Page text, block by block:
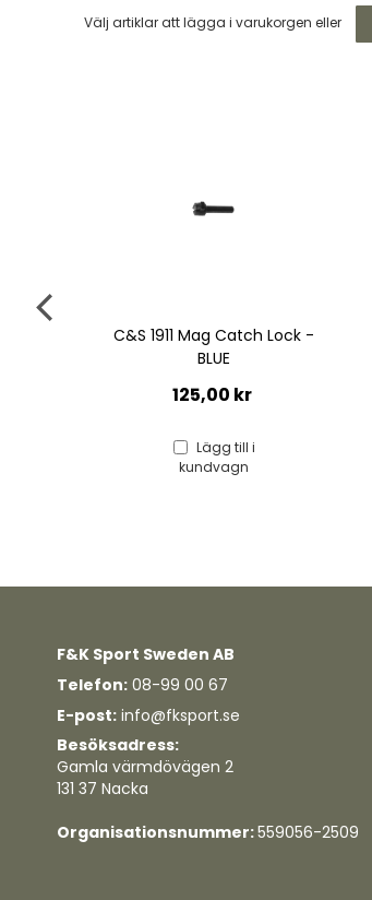
Välj artiklar att lägga i varukorgen eller
C&S 1911 Mag Catch Lock -
BLUE
125,00 kr
Lägg till i
kundvagn
F&K Sport Sweden AB
Telefon: 08-99 00 67
E-post: info@fksport.se
Besöksadress:
Gamla värmdövägen 2
131 37 Nacka
Organisationsnummer:559056-2509